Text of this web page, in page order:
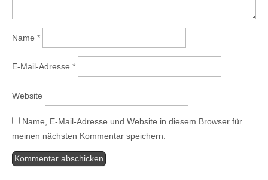
Name *
E-Mail-Adresse *
Website
Name, E-Mail-Adresse und Website in diesem Browser für
meinen nächsten Kommentar speichern.